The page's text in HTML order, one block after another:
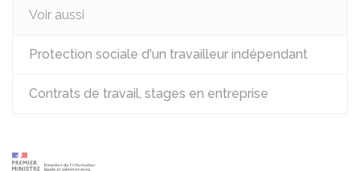
Voir aussi
Protection sociale d'un travailleur indépendant
Contrats de travail, stages en entreprise